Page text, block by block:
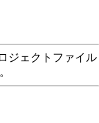
ジェクトファイル